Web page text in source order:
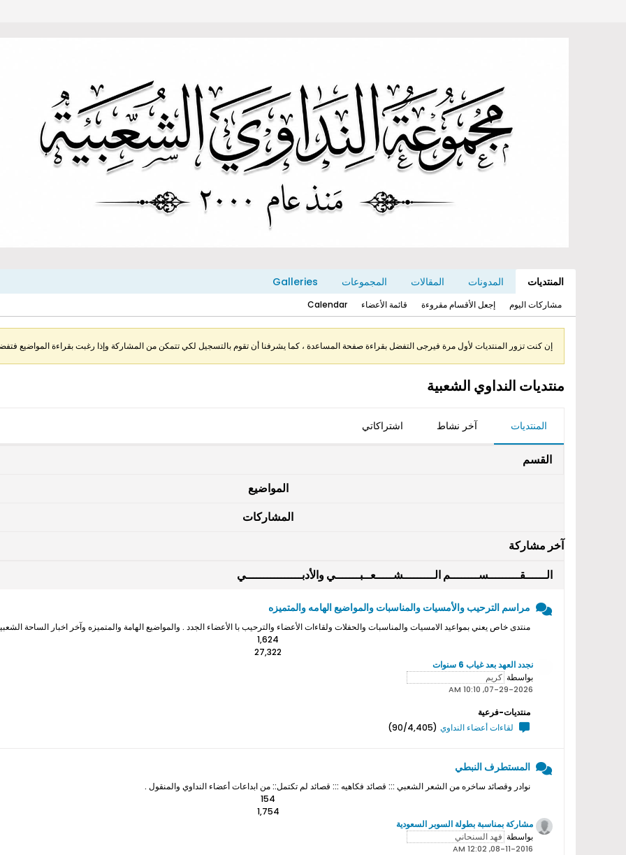
المنتديات المدونات المقالات المجموعات Galleries
مشاركات اليوم إجعل الأقسام مقروءة قائمة الأعضاء Calendar
إن كنت تزور المنتديات لأول مرة فيرجى التفضل بقراءة صفحة المساعدة ، كما يشرفنا أن تقوم بالتسجيل لكي تتمكن من المشاركة وإذا رغبت بقراءة المواضيع
منتديات النداوي الشعبية
المنتديات آخر نشاط اشتراكاتي
القسم
المواضيع
المشاركات
آخر مشاركة
الــــــقـــــــــســــــــم الـــــــــشـــــعــبـــــــي والأدبــــــــــــــــي
مراسم الترحيب والأمسيات والمناسبات والمواضيع الهامه والمتميزه
منتدى خاص يعني بمواعيد الامسيات والمناسبات والحفلات ولقاءات الأعضاء والترحيب با الأعضاء الجدد . والمواضيع الهامة والمتميزه وآخر اخبار الساحة
1,624
27,322
نجدد العهد بعد غياب 6 سنوات
بواسطة
07-29-2026, 10:10 AM
منتديات-فرعية
لقاءات أعضاء النداوي (90/4,405)
المستطرف النبطي
نوادر وقصائد ساخره من الشعر الشعبي ::: قصائد فكاهيه ::: قصائد لم تكتمل:: من ابداعات أعضاء النداوي والمنقول .
154
1,754
مشاركة بمناسبة بطولة السوبر السعودية
بواسطة
08-11-2016, 12:02 AM